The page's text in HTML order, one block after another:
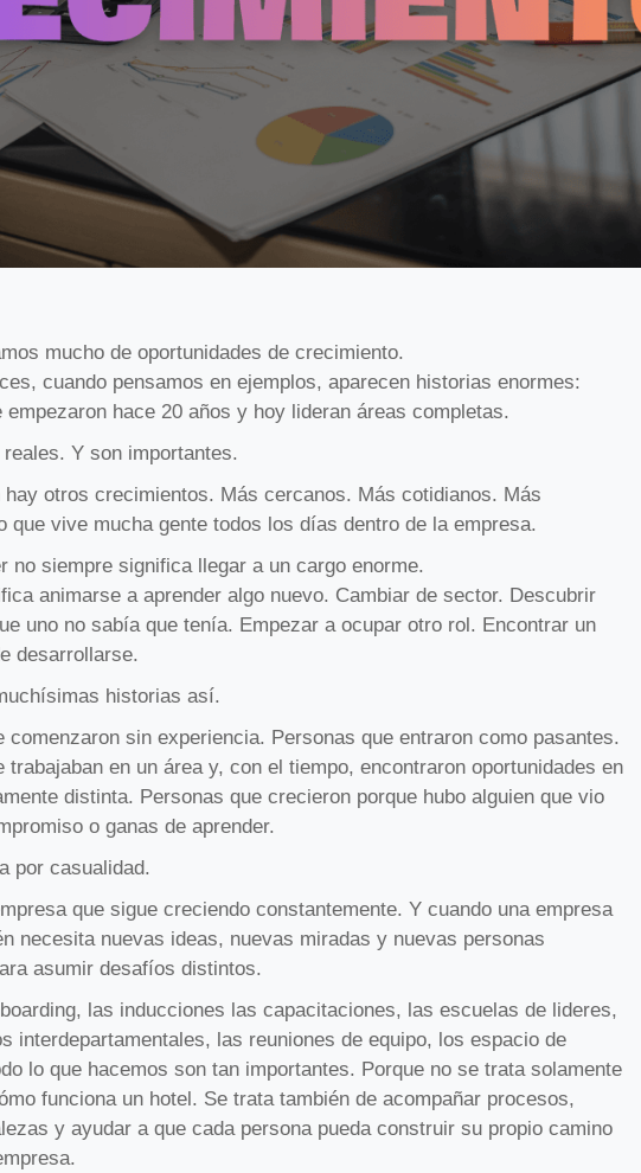
mucho de oportunidades de crecimiento.
cuando pensamos en ejemplos, aparecen historias enormes:
empezaron hace 20 años y hoy lideran áreas completas.
Y son importantes.
hay otros crecimientos. Más cercanos. Más cotidianos. Más
que vive mucha gente todos los días dentro de la empresa.
no siempre significa llegar a un cargo enorme.
animarse a aprender algo nuevo. Cambiar de sector. Descubrir
uno no sabía que tenía. Empezar a ocupar otro rol. Encontrar un
desarrollarse.
historias así.
comenzaron sin experiencia. Personas que entraron como pasantes.
trabajaban en un área y, con el tiempo, encontraron oportunidades en
distinta. Personas que crecieron porque hubo alguien que vio
o ganas de aprender.
por casualidad.
que sigue creciendo constantemente. Y cuando una empresa
necesita nuevas ideas, nuevas miradas y nuevas personas
asumir desafíos distintos.
las inducciones las capacitaciones, las escuelas de lideres,
interdepartamentales, las reuniones de equipo, los espacio de
lo que hacemos son tan importantes. Porque no se trata solamente
funciona un hotel. Se trata también de acompañar procesos,
y ayudar a que cada persona pueda construir su propio camino